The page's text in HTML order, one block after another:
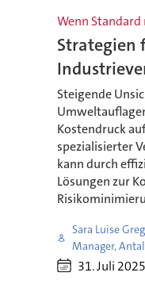
Wenn
Strategien
Steigende
Kostendruck
spezialisierter
kann durch
Lösungen zur
Sara Luise
Manager,
31. Juli 2025